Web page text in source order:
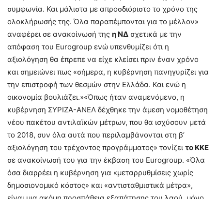
συμφωνία. Και μάλιστα με απροσδιόριστο το χρόνο της
ολοκλήρωσής της. Όλα παραπέμπονται για το μέλλον»
αναφέρει σε ανακοίνωσή της η ΝΔ σχετικά με την
απόφαση του Eurogroup ενώ υπενθυμίζει ότι η
αξιολόγηση θα έπρεπε να είχε κλείσει πριν έναν χρόνο
και σημειώνει πως «σήμερα, η κυβέρνηση πανηγυρίζει για
την επιστροφή των θεσμών στην Ελλάδα. Και ενώ η
οικονομία βουλιάζει.»«Όπως ήταν αναμενόμενο, η
κυβέρνηση ΣΥΡΙΖΑ-ΑΝΕΛ δέχθηκε την άμεση νομοθέτηση
νέου πακέτου αντιλαϊκών μέτρων, που θα ισχύσουν μετά
το 2018, συν όλα αυτά που περιλαμβάνονται στη β’
αξιολόγηση του τρέχοντος προγράμματος» τονίζει το ΚΚΕ
σε ανακοίνωσή του για την έκβαση του Eurogroup. «Όλα
όσα διαρρέει η κυβέρνηση για «μεταρρυθμίσεις χωρίς
δημοσιονομικό κόστος» και «αντισταθμιστικά μέτρα»,